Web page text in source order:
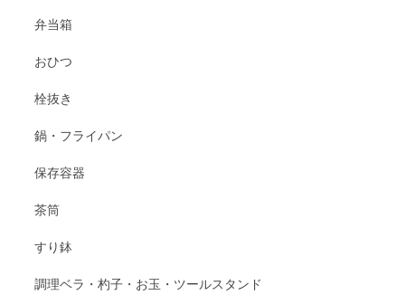
弁当箱
おひつ
栓抜き
鍋・フライパン
保存容器
茶筒
すり鉢
調理ベラ・杓子・お玉・ツールスタンド